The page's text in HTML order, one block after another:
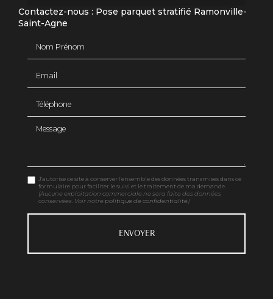
Contactez-nous : Pose parquet stratifié Ramonville-
Saint-Agne
Message
J'autorise ce site à conserver l'ensemble des données transmises dans ce
formulaire pour faciliter le suivi et le traitement de ma demande.
(Aucune exploitation commerciale ne sera faite des données
conservées. Voir notre politique de confidentialité)